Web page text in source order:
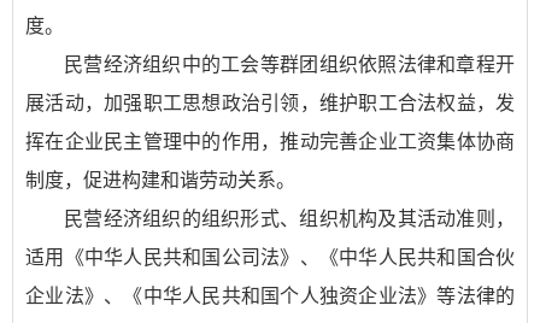
度。
民营经济组织中的工会等群团组织依照法律和章程开
展活动，加强职工思想政治引领，维护职工合法权益，发
挥在企业民主管理中的作用，推动完善企业工资集体协商
制度，促进构建和谐劳动关系。
民营经济组织的组织形式、组织机构及其活动准则，
适用《中华人民共和国公司法》、《中华人民共和国合伙
企业法》、《中华人民共和国个人独资企业法》等法律的